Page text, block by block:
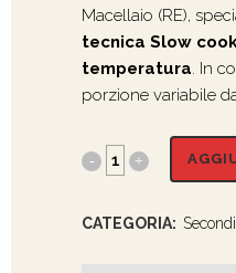
Macellaio (RE),
tecnica Slow
temperatura. In
porzione variabile
CATEGORIA: